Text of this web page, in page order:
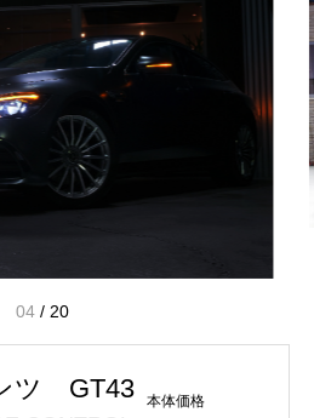
04 / 20
ツ GT43 本体価格